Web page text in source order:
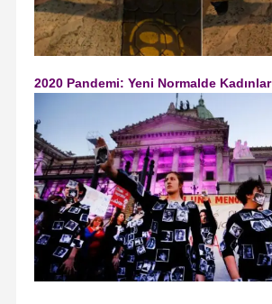
2020 Pandemi: Yeni Normalde Kadınlar